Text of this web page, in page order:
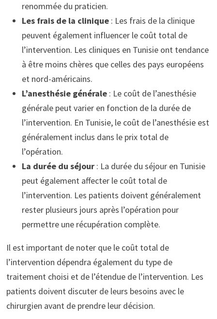
renommée du praticien.
Les frais de la clinique: Les frais de la clinique
peuvent également influencer le coût total de
l’intervention. Les cliniques en Tunisie ont tendance
à être moins chères que celles des pays européens
et nord-américains.
L’anesthésie générale: Le coût de l’anesthésie
générale peut varier en fonction de la durée de
l’intervention. En Tunisie, le coût de l’anesthésie est
généralement inclus dans le prix total de
l’opération.
La durée du séjour: La durée du séjour en Tunisie
peut également affecter le coût total de
l’intervention. Les patients doivent généralement
rester plusieurs jours après l’opération pour
permettre une récupération complète.
Il est important de noter que le coût total de
l’intervention dépendra également du type de
traitement choisi et de l’étendue de l’intervention. Les
patients doivent discuter de leurs besoins avec le
chirurgien avant de prendre leur décision.